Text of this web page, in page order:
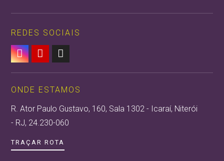
REDES SOCIAIS
 
ONDE ESTAMOS
R. Ator Paulo Gustavo, 160, Sala 1302 - Icaraí, Niterói
- RJ, 24.230-060
TRAÇAR ROTA